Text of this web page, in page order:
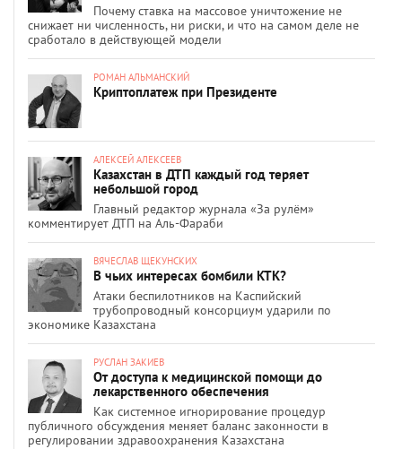
Почему ставка на массовое уничтожение не
снижает ни численность, ни риски, и что на самом деле не
сработало в действующей модели
РОМАН АЛЬМАНСКИЙ
Криптоплатеж при Президенте
АЛЕКСЕЙ АЛЕКСЕЕВ
Казахстан в ДТП каждый год теряет
небольшой город
Главный редактор журнала «За рулём»
комментирует ДТП на Аль-Фараби
ВЯЧЕСЛАВ ЩЕКУНСКИХ
В чьих интересах бомбили КТК?
Атаки беспилотников на Каспийский
трубопроводный консорциум ударили по
экономике Казахстана
РУСЛАН ЗАКИЕВ
От доступа к медицинской помощи до
лекарственного обеспечения
Как системное игнорирование процедур
публичного обсуждения меняет баланс законности в
регулировании здравоохранения Казахстана